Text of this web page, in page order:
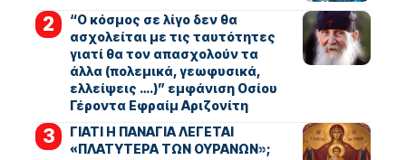
“Ο κόσμος σε λίγο δεν θα
ασχολείται με τις ταυτότητες
γιατί θα τον απασχολούν τα
άλλα (πολεμικά, γεωφυσικά,
ελλείψεις ….)” εμφάνιση Οσίου
Γέροντα Εφραίμ Αριζονίτη
ΓΙΑΤΙ Η ΠΑΝΑΓΙΑ ΛΕΓΕΤΑΙ
«ΠΛΑΤΥΤΕΡΑ ΤΩΝ ΟΥΡΑΝΩΝ»;